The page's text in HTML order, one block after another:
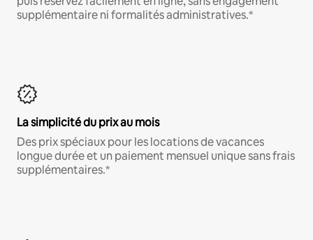
supplémentaire ni formalités administratives.*
La simplicité du prix au mois
Des prix spéciaux pour les locations de vacances
longue durée et un paiement mensuel unique sans frais
supplémentaires.*